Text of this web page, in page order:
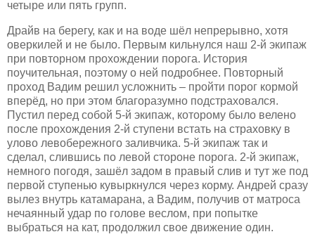
четыре или пять групп.
Драйв на берегу, как и на воде шёл непрерывно, хотя
оверкилей и не было. Первым кильнулся наш 2-й экипаж
при повторном прохождении порога. История
поучительная, поэтому о ней подробнее. Повторный
проход Вадим решил усложнить – пройти порог кормой
вперёд, но при этом благоразумно подстраховался.
Пустил перед собой 5-й экипаж, которому было велено
после прохождения 2-й ступени встать на страховку в
улово левобережного заливчика. 5-й экипаж так и
сделал, слившись по левой стороне порога. 2-й экипаж,
немного погодя, зашёл задом в правый слив и тут же под
первой ступенью кувыркнулся через корму. Андрей сразу
вылез внутрь катамарана, а Вадим, получив от матроса
нечаянный удар по голове веслом, при попытке
выбраться на кат, продолжил свое движение один.